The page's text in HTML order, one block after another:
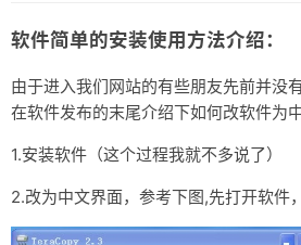
软件简单的安装使用方法介绍：
由于进入我们网站的有些朋友先前并没
在软件发布的末尾介绍下如何改软件为
1.安装软件（这个过程我就不多说了）
2.改为中文界面，参考下图,先打开软件